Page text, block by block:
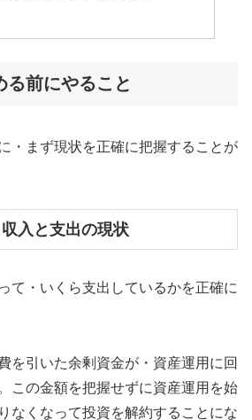
る前にやること
・まず現状を正確に把握することが
入と支出の現状
て・いくら支出しているかを正確に
を引いた余剰資金が・資産運用に回
この金額を把握せずに資産運用を始
なくなって投資を解約することにな